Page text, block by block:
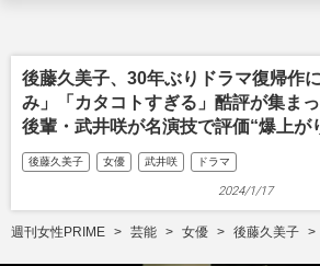
後藤久美子、30年ぶりドラマ復帰作
み」「カタコトすぎる」酷評が集ま
後輩・武井咲が名演技で評価“爆上が
後藤久美子 女優 武井咲 ドラマ
2024/1/17
週刊女性PRIME 芸能 女優 後藤久美子